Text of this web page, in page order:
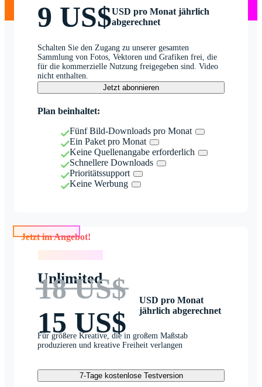
9 US$USD pro Monat jährlich
abgerechnet
Schalten Sie den Zugang zu unserer gesamten
Sammlung von Fotos, Vektoren und Grafiken frei, die
für die kommerzielle Nutzung freigegeben sind. Video
nicht enthalten.
Jetzt abonnieren
Plan beinhaltet:
Fünf Bild-Downloads pro Monat
Ein Paket pro Monat
Keine Quellenangabe erforderlich
Schnellere Downloads
Prioritätssupport
Keine Werbung
Jetzt im Angebot!
Unlimited
18 US$
15 US$
USD pro Monat
jährlich abgerechnet
Für größere Kreative, die in großem Maßstab
produzieren und kreative Freiheit verlangen
7-Tage kostenlose Testversion